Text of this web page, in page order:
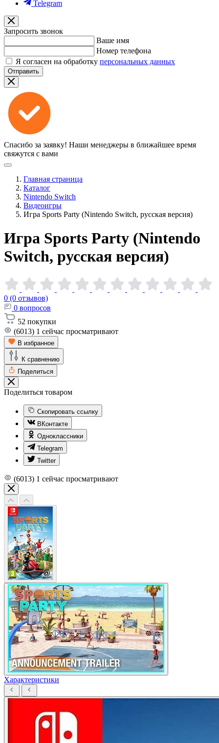
Telegram
Запросить звонок
Ваше имя
Номер телефона
Я согласен на обработку персональных данных
Отправить
Спасибо за заявку! Наши менеджеры в ближайшее время
свяжутся с вами
Главная страница
Каталог
Nintendo Switch
Видеоигры
Игра Sports Party (Nintendo Switch, русская версия)
Игра Sports Party (Nintendo
Switch, русская версия)
0 (0 отзывов)
0 вопросов
52 покупки
(6013) 1 сейчас просматривают
В избранное
К сравнению
Поделиться
Поделиться товаром
Скопировать ссылку
ВКонтакте
Одноклассники
Telegram
Twitter
(6013) 1 сейчас просматривают
Характеристики